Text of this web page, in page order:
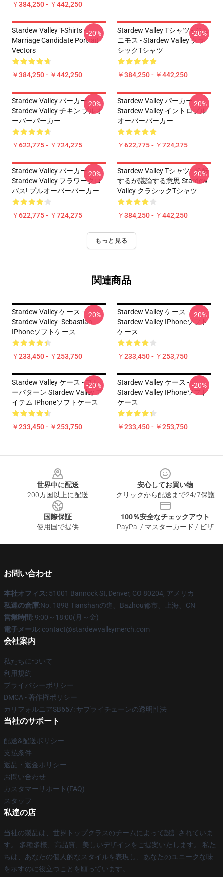
￥384,250 - ￥442,250
Stardew Valley T-Shirts -
Marriage Candidate Portrait
Vectors
￥384,250 - ￥442,250
-20%
Stardew Valley Tシャツ - ジュ
ニモス - Stardew Valley クラ
シックTシャツ
￥384,250 - ￥442,250
-20%
Stardew Valley パーカー -
Stardew Valley チキン プルオ
ーバーパーカー
￥622,775 - ￥724,275
-20%
Stardew Valley パーカー -
Stardew Valley イントロプル
オーバーパーカー
￥622,775 - ￥724,275
-20%
Stardew Valley パーカー -
Stardew Valley フラワークロ
バス! プルオーバーパーカー
￥622,775 - ￥724,275
-20%
Stardew Valley Tシャツ - 逆転
するが議論する意思 Stardew
Valley クラシックTシャツ
￥384,250 - ￥442,250
-20%
もっと見る
関連商品
Stardew Valley ケース -
Stardew Valley- Sebastian
IPhoneソフトケース
￥233,450 - ￥253,750
-20%
Stardew Valley ケース -
Stardew Valley IPhoneソフト
ケース
￥233,450 - ￥253,750
-20%
Stardew Valley ケース - ブル
ーパターン Stardew Valley ア
イテム IPhoneソフトケース
￥233,450 - ￥253,750
-20%
Stardew Valley ケース -
Stardew Valley IPhoneソフト
ケース
￥233,450 - ￥253,750
-20%
世界中に配送
200カ国以上に配送
安心してお買い物
クリックから配送まで24/7保護
国際保証
使用国で提供
100％安全なチェックアウト
PayPal / マスターカード / ビザ
お問い合わせ
本社オフィス: 51001 Bannock St, Denver, CO 80204, アメリカ
私達の倉庫:No. 1898 Tianshanの道、Bazhou都市、上海、CN
営業時間: 9:00～18:00(月～金)
電子メール: contact@stardewvalleymerch.com
会社案内
私たちについて
利用規約
プライバシーポリシー
DMCA - 著作権ポリシー
カリフォルニアSB657: サプライチェーンの透明性法
当社のサポート
配送&配送ポリシー
支払条件
返品・返金ポリシー
お問い合わせ
カスタマーサポート(FAQ)
スタッフ
私達の店
当社の製品は、世界トップクラスのチームによって設計されていま
す。 多種多様、高品質、美しいデザインをご提案いたします。 私た
ちは、あなたの個人的なスタイルを表現し、あなたのユニークな味
を示すのに役立つことを願っています。